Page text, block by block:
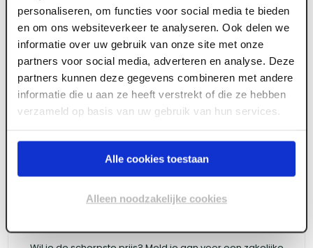
personaliseren, om functies voor social media te bieden
en om ons websiteverkeer te analyseren. Ook delen we
informatie over uw gebruik van onze site met onze
partners voor social media, adverteren en analyse. Deze
partners kunnen deze gegevens combineren met andere
informatie die u aan ze heeft verstrekt of die ze hebben
verzameld op basis van uw gebruik van hun services.
Alle cookies toestaan
Alleen noodzakelijke cookies
ART006444
830 x 2315 mm Berkvens Berklon opdek
honingraat kristalwit FSC links
te krijgen tot de prijzen.
Log in voor prijzen